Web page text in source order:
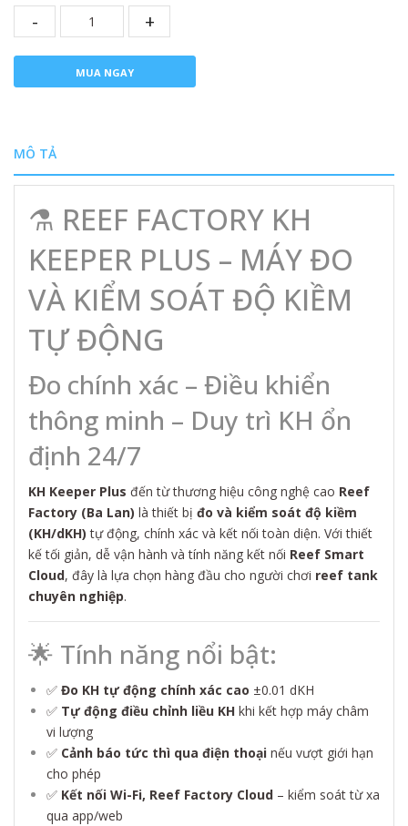
- +
MUA NGAY
MÔ TẢ
⚗️ REEF FACTORY KH
KEEPER PLUS – MÁY ĐO
VÀ KIỂM SOÁT ĐỘ KIỀM
TỰ ĐỘNG
Đo chính xác – Điều khiển
thông minh – Duy trì KH ổn
định 24/7
KH Keeper Plus đến từ thương hiệu công nghệ cao Reef
Factory (Ba Lan) là thiết bị đo và kiểm soát độ kiềm
(KH/dKH) tự động, chính xác và kết nối toàn diện. Với thiết
kế tối giản, dễ vận hành và tính năng kết nối Reef Smart
Cloud, đây là lựa chọn hàng đầu cho người chơi reef tank
chuyên nghiệp.
🌟 Tính năng nổi bật:
✅ Đo KH tự động chính xác cao ±0.01 dKH
✅ Tự động điều chỉnh liều KH khi kết hợp máy châm
vi lượng
✅ Cảnh báo tức thì qua điện thoại nếu vượt giới hạn
cho phép
✅ Kết nối Wi-Fi, Reef Factory Cloud – kiểm soát từ xa
qua app/web